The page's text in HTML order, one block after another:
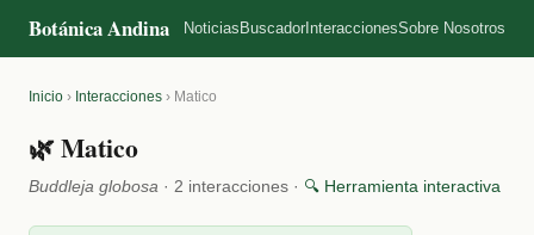
Botánica Andina Noticias Buscador InteraccionesSobre Nosotros
Inicio › Interacciones › Matico
🌿 Matico
Buddleja globosa · 2 interacciones · 🔍 Herramienta interactiva